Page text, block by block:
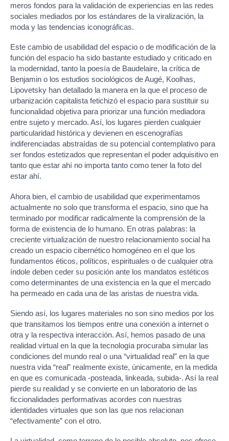
meros fondos para la validación de experiencias en las redes
sociales mediados por los estándares de la viralización, la
moda y las tendencias iconográficas.
Este cambio de usabilidad del espacio o de modificación de la
función del espacio ha sido bastante estudiado y criticado en
la modernidad, tanto la poesía de Baudelaire, la crítica de
Benjamin o los estudios sociológicos de Augé, Koolhas,
Lipovetsky han detallado la manera en la que el proceso de
urbanización capitalista fetichizó el espacio para sustituir su
funcionalidad objetiva para priorizar una función mediadora
entre sujeto y mercado. Así, los lugares pierden cualquier
particularidad histórica y devienen en escenografías
indiferenciadas abstraídas de su potencial contemplativo para
ser fondos estetizados que representan el poder adquisitivo en
tanto que estar ahí no importa tanto como tener la foto del
estar ahí.
Ahora bien, el cambio de usabilidad que experimentamos
actualmente no solo que transforma el espacio, sino que ha
terminado por modificar radicalmente la comprensión de la
forma de existencia de lo humano. En otras palabras: la
creciente virtualización de nuestro relacionamiento social ha
creado un espacio cibernético homogéneo en el que los
fundamentos éticos, políticos, espirituales o de cualquier otra
índole deben ceder su posición ante los mandatos estéticos
como determinantes de una existencia en la que el mercado
ha permeado en cada una de las aristas de nuestra vida.
Siendo así, los lugares materiales no son sino medios por los
que transitamos los tiempos entre una conexión a internet o
otra y la respectiva interacción. Así, hemos pasado de una
realidad virtual en la que la tecnología procuraba simular las
condiciones del mundo real o una “virtualidad real” en la que
nuestra vida “real” realmente existe, únicamente, en la medida
en que es comunicada -posteada, linkeada, subida-. Así la real
pierde su realidad y se convierte en un laboratorio de las
ficcionalidades performativas acordes con nuestras
identidades virtuales que son las que nos relacionan
“efectivamente” con el otro.